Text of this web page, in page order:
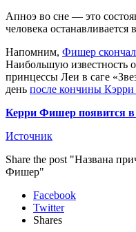
Апноэ во сне — это
человека останавливается
Напомним, Фишер
Наибольшую известность
принцессы Леи в саге
день после кончины
Керри Фишер появится в
Источник
Share the post "Названа
Фишер"
Facebook
Twitter
Shares